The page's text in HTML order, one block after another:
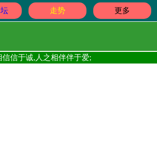
走势 更多
信于诚,人之相伴伴于爱;